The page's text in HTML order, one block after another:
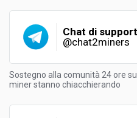
Chat di
@chat2miners
Sostegno alla comunità 24 ore
miner stanno chiacchierando